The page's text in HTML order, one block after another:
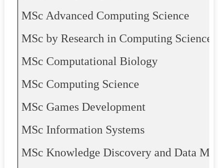
MSc Advanced Computing Science
MSc by Research in Computing Sciences
MSc Computational Biology
MSc Computing Science
MSc Games Development
MSc Information Systems
MSc Knowledge Discovery and Data